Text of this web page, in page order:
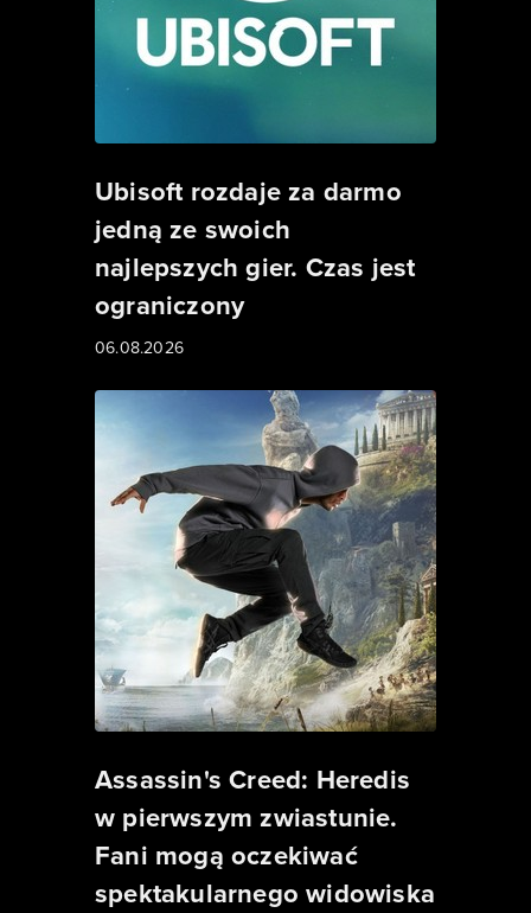
Ubisoft rozdaje za darmo
jedną ze swoich
najlepszych gier. Czas jest
ograniczony
06.08.2026
Assassin's Creed: Heredis
w pierwszym zwiastunie.
Fani mogą oczekiwać
spektakularnego widowiska